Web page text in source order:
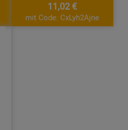
11,02 €
mit Code: CxLyh2Ajne